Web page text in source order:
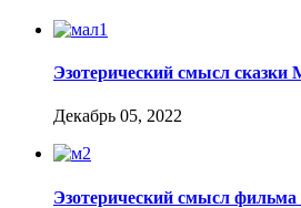
Эзотерический смысл
Декабрь 05, 2022
Эзотерический смысл